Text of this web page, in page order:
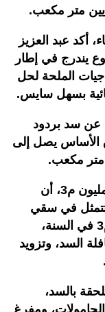
أكد عبد العزيز
يندرج في إطار
الملحة لحل
بسهل سايس.
عن سد بردود
الأساس يصل إلى
ومن شأن حجم حقينة السد البالغ 700 مليون م3، أن
تتمثل في سقي
منطقة سايس عبر تحويل 125 مليون م3 في السنة،
السد، وتزويد
بالسد،
ومفرغ